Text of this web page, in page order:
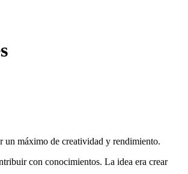
un máximo de creatividad y rendimiento.
con conocimientos. La idea era crear